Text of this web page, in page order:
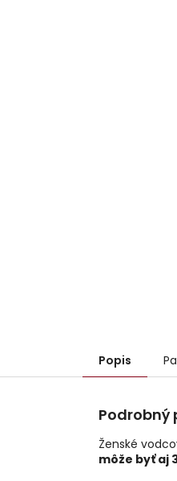
Popis
Podrobný
Ženské
môže byť aj